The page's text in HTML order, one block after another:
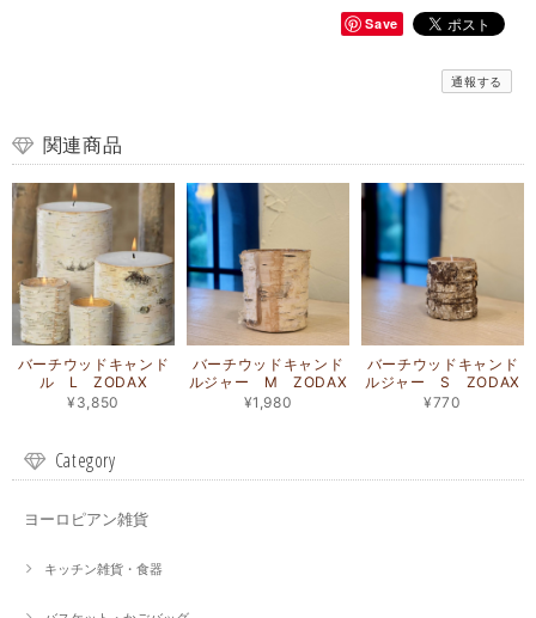
Save
通報する
関連商品
バーチウッドキャンド
ル L ZODAX
¥3,850
バーチウッドキャンド
ルジャー M ZODAX
¥1,980
バーチウッドキャンド
ルジャー S ZODAX
¥770
Category
ヨーロピアン雑貨
キッチン雑貨・食器